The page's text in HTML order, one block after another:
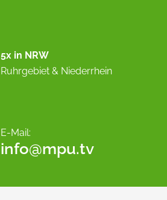
5x in NRW
Ruhrgebiet & Niederrhein
E-Mail:
info@mpu.tv